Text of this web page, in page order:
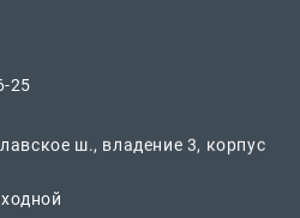
25
ш., владение 3, корпус